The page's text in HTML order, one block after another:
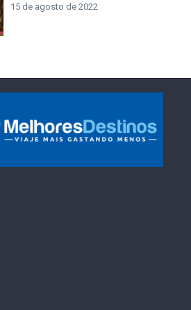
15 de agosto de 2022